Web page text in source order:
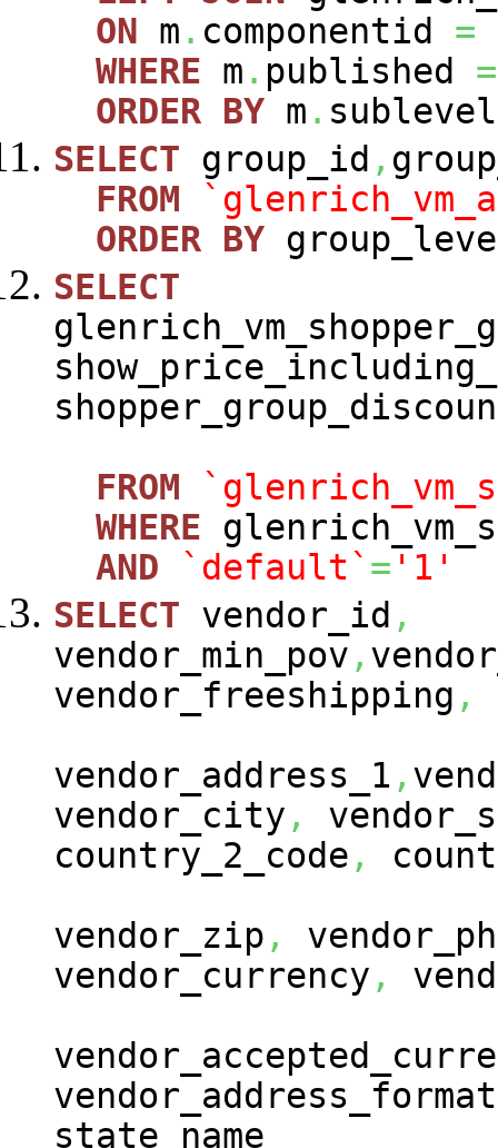
ON m . componentid =
WHERE m . published =
ORDER BY m . sublevel
SELECT group_id ,
FROM
ORDER BY
SELECT
FROM
WHERE
AND
`default` = '1'
SELECT vendor_id ,
vendor_min_pov ,
vendor_freeshipping ,
vendor_address_1 ,
vendor_city ,
country_2_code ,
vendor_zip ,
vendor_currency ,
vendor_address_format
state_name